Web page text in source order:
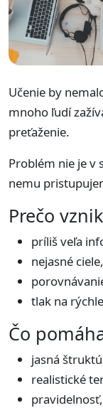
Učenie by
mnoho ľudí
preťaženie.
Problém nie je v
nemu
Prečo
príliš veľa
nejasné ciele,
tlak na
Čo
jasná
realistické
pravidelnosť,